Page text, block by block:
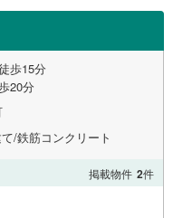
歩15分
20分
/鉄筋コンクリート
掲載物件 2件